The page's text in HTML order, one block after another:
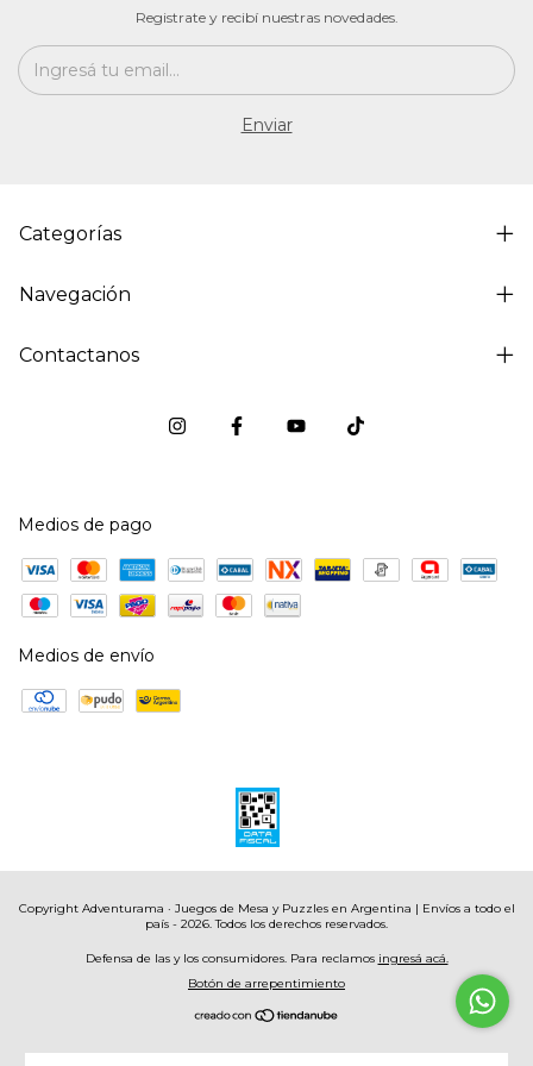
Registrate y recibí nuestras novedades.
Categorías
Navegación
Contactanos
Medios de pago
Medios de envío
Copyright Adventurama · Juegos de Mesa y Puzzles en Argentina | Envíos a todo el
país - 2026. Todos los derechos reservados.
Defensa de las y los consumidores. Para reclamos ingresá acá.
Botón de arrepentimiento